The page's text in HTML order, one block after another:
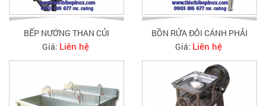
BẾP NƯỚNG THAN CỦI
Giá: Liên hệ
BỒN RỬA ĐÔI CÁNH PHẢI
Giá: Liên hệ